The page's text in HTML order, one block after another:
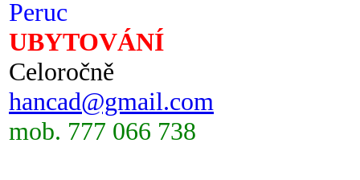
Peruc
UBYTOVÁNÍ
Celoročně
hancad@gmail.com
mob. 777 066 738